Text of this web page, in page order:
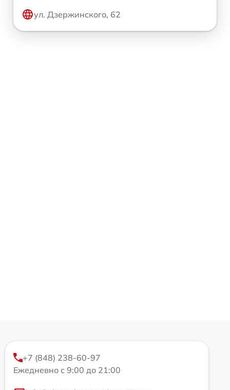
ул. Дзержинского, 62
+7 (848) 238-60-97
Ежедневно с 9:00 до 21:00